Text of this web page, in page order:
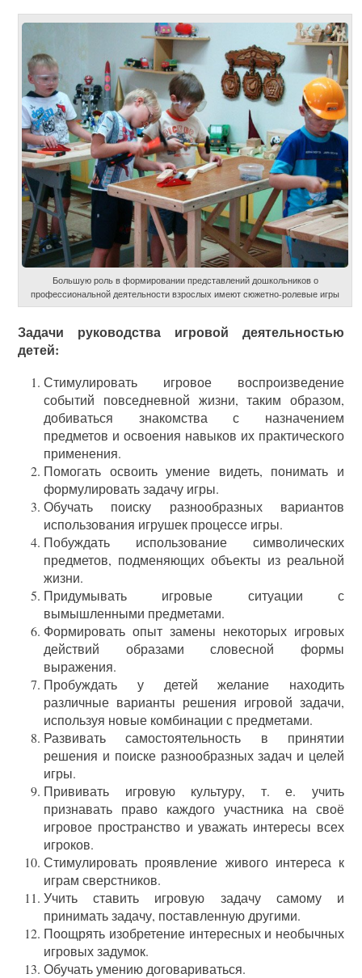
Большую роль в формировании представлений дошкольников о
профессиональной деятельности взрослых имеют сюжетно-ролевые игры
Задачи руководства игровой деятельностью
детей:
Стимулировать игровое воспроизведение
событий повседневной жизни, таким образом,
добиваться знакомства с назначением
предметов и освоения навыков их практического
применения.
Помогать освоить умение видеть, понимать и
формулировать задачу игры.
Обучать поиску разнообразных вариантов
использования игрушек процессе игры.
Побуждать использование символических
предметов, подменяющих объекты из реальной
жизни.
Придумывать игровые ситуации с
вымышленными предметами.
Формировать опыт замены некоторых игровых
действий образами словесной формы
выражения.
Пробуждать у детей желание находить
различные варианты решения игровой задачи,
используя новые комбинации с предметами.
Развивать самостоятельность в принятии
решения и поиске разнообразных задач и целей
игры.
Прививать игровую культуру, т. е. учить
признавать право каждого участника на своё
игровое пространство и уважать интересы всех
игроков.
Стимулировать проявление живого интереса к
играм сверстников.
Учить ставить игровую задачу самому и
принимать задачу, поставленную другими.
Поощрять изобретение интересных и необычных
игровых задумок.
Обучать умению договариваться.